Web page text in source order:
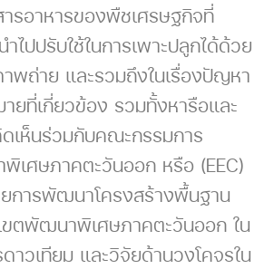
ารอาหารของพืชเศรษฐกิจที่
ไปปรับใช้ในการเพาะปลูกได้ด้วย
าพถ่าย และรวมถึงในเรื่องปัญหา
ยที่เกี่ยวข้อง รวมทั้งหารือและ
เห็นร่วมกับคณะกรรมการ
เศษภาคตะวันออก หรือ (EEC)
การพัฒนาโครงสร้างพื้นฐาน
ตพัฒนาพิเศษภาคตะวันออก ใน
าวเทียม และวิจัยด้านวงโคจรใน